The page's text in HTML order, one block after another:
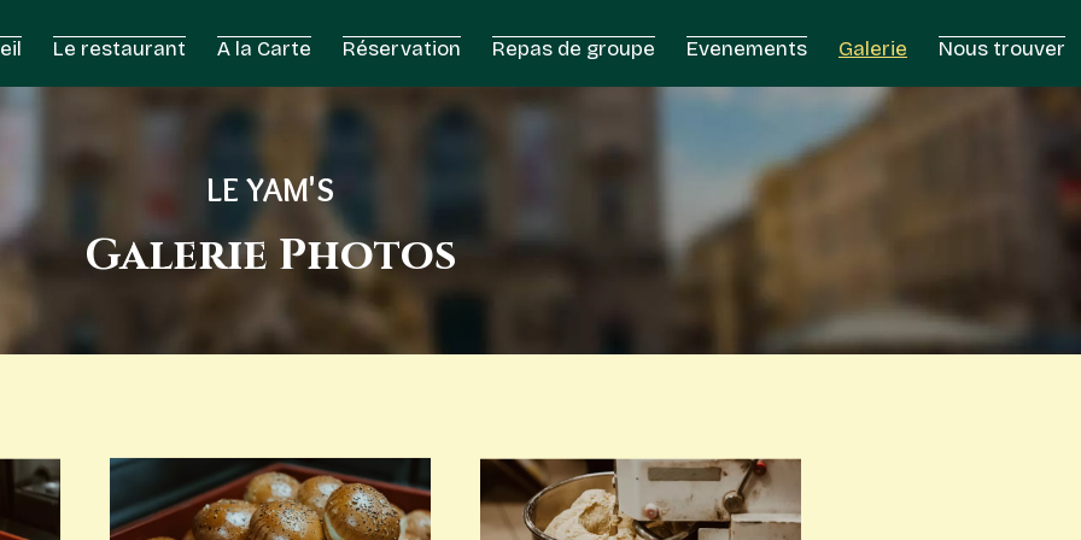
Le restaurant A la Carte Réservation Repas de groupe Evenements Galerie Nous trouver
LE YAM'S
Galerie Photos